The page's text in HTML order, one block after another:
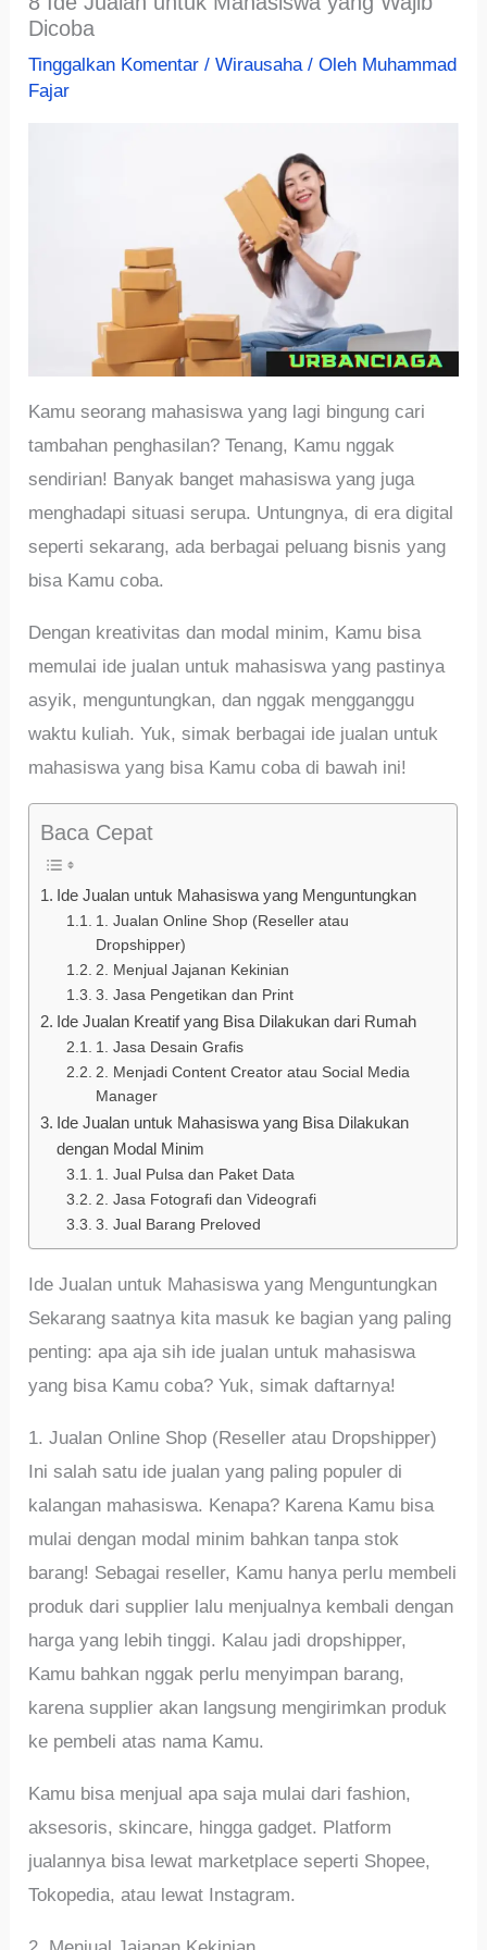
Dicoba
Tinggalkan Komentar /Wirausaha/ Oleh Muhammad
Fajar
Kamu seorang mahasiswa yang lagi bingung cari
tambahan penghasilan? Tenang, Kamu nggak
sendirian! Banyak banget mahasiswa yang juga
menghadapi situasi serupa. Untungnya, di era digital
seperti sekarang, ada berbagai peluang bisnis yang
bisa Kamu coba.
Dengan kreativitas dan modal minim, Kamu bisa
memulai ide jualan untuk mahasiswa yang pastinya
asyik, menguntungkan, dan nggak mengganggu
waktu kuliah. Yuk, simak berbagai ide jualan untuk
mahasiswa yang bisa Kamu coba di bawah ini!
Baca Cepat
Ide Jualan untuk Mahasiswa yang Menguntungkan
1. Jualan Online Shop (Reseller atau
Dropshipper)
2. Menjual Jajanan Kekinian
3. Jasa Pengetikan dan Print
Ide Jualan Kreatif yang Bisa Dilakukan dari Rumah
1. Jasa Desain Grafis
2. Menjadi Content Creator atau Social Media
Manager
Ide Jualan untuk Mahasiswa yang Bisa Dilakukan
dengan Modal Minim
1. Jual Pulsa dan Paket Data
2. Jasa Fotografi dan Videografi
3. Jual Barang Preloved
Ide Jualan untuk Mahasiswa yang Menguntungkan
Sekarang saatnya kita masuk ke bagian yang paling
penting: apa aja sih ide jualan untuk mahasiswa
yang bisa Kamu coba? Yuk, simak daftarnya!
1. Jualan Online Shop (Reseller atau Dropshipper)
Ini salah satu ide jualan yang paling populer di
kalangan mahasiswa. Kenapa? Karena Kamu bisa
mulai dengan modal minim bahkan tanpa stok
barang! Sebagai reseller, Kamu hanya perlu membeli
produk dari supplier lalu menjualnya kembali dengan
harga yang lebih tinggi. Kalau jadi dropshipper,
Kamu bahkan nggak perlu menyimpan barang,
karena supplier akan langsung mengirimkan produk
ke pembeli atas nama Kamu.
Kamu bisa menjual apa saja mulai dari fashion,
aksesoris, skincare, hingga gadget. Platform
jualannya bisa lewat marketplace seperti Shopee,
Tokopedia, atau lewat Instagram.